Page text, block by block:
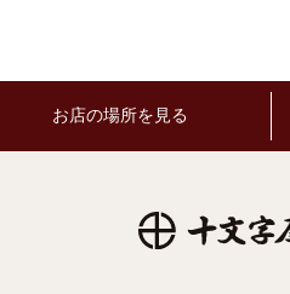
お店の場所を見る